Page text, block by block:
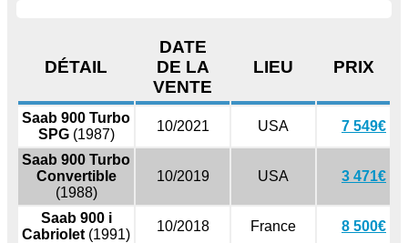
DÉTAIL
DATE
DE LA
VENTE
LIEU PRIX
Saab 900 Turbo
SPG(1987)
10/2021 USA 7 549€
Saab 900 Turbo
Convertible
(1988)
10/2019 USA 3 471€
Saab 900 i
Cabriolet (1991)
10/2018 France 8 500€